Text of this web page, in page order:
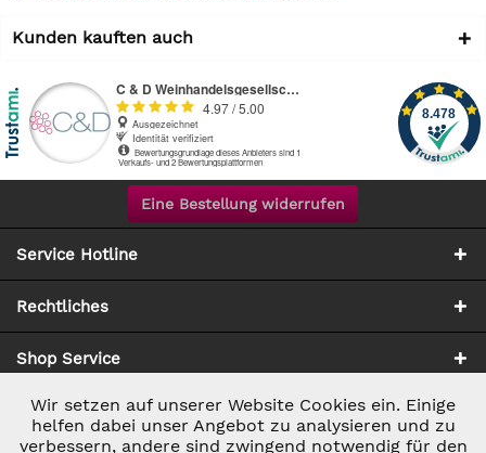
Kunden kauften auch
Eine Bestellung widerrufen
Service Hotline
Rechtliches
Shop Service
Zahlung & Versand
Notwendig Aktiv
Wir setzen auf unserer Website Cookies ein. Einige
helfen dabei unser Angebot zu analysieren und zu
verbessern, andere sind zwingend notwendig für den